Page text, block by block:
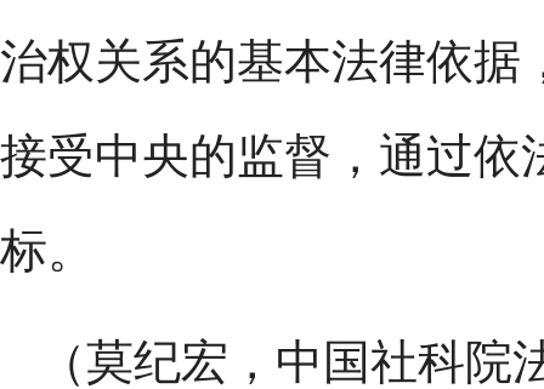
治权关系的基本法律依据
接受中央的监督，通过依
标。
（莫纪宏，中国社科